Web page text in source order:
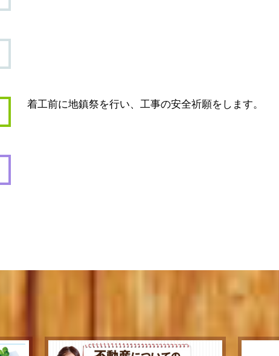
着工前に地鎮祭を行い、工事の安全祈願をします。